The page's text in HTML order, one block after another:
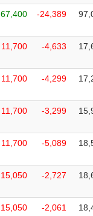
67,400 -24,389
11,700 -4,633
11,700 -4,299
11,700 -3,299
11,700 -5,089
15,050 -2,727
15,050 -2,061